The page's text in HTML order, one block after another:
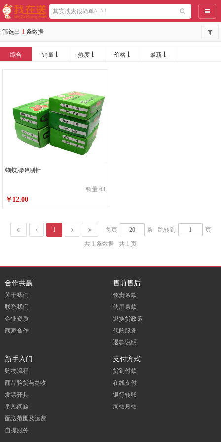
导航
筛选出 1 条数据
综合 销量 热度 价格 最新
蝴蝶牌0#别针
销量 63
￥12.00
1 每页 条 跳转到
页
共 1 条数据
共 1 页
合作共赢
关于我们
联系我们
企业资质
商家合作
售前售后
免责条款
使用条款
退换货政策
代购服务
退款说明
新手入门
购物流程
商品验货与签收
发票开具
常见问题
配送范围及运费
自提服务
支付方式
货到付款
在线支付
银行转账
周结月结